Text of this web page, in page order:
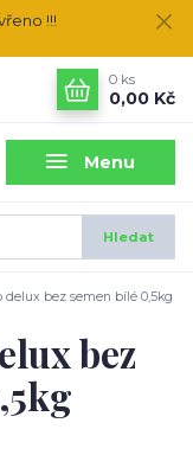
!!!
Menu
Hledat
0 ks
0,00 Kč
delux bez semen bílé 0,5kg
bez